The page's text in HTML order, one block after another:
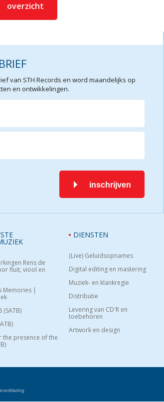
overzicht
van STH Records en word maandelijks op
en ontwikkelingen.
inschrijven
Rens de
fluit, viool en
Memories |
(SATB)
the presence of the
DIENSTEN
(Live) Geluidsopnames
Digital editing en mastering
Muziek- en klankregie
Distributie
Levering van CD'R en
toebehoren
Artwork en design